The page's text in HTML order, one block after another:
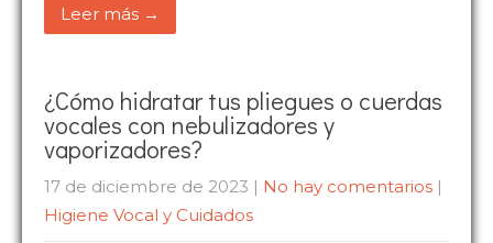
Leer más →
¿Cómo hidratar tus pliegues o cuerdas
vocales con nebulizadores y
vaporizadores?
17 de diciembre de 2023 | No hay comentarios |
Higiene Vocal y Cuidados